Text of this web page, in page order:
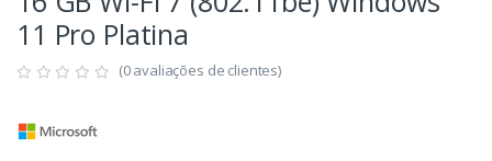
11 Pro Platina
(0 avaliações de clientes)